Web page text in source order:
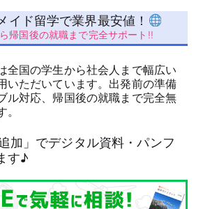
イド留学で業界最安値！
帰国後の就職まで完全サポート!!
全国の学生から社会人まで幅広い
いただいています。出発前の準備
ル対応、帰国後の就職まで完全無
加」でデジタル資料・パンフ
す♪